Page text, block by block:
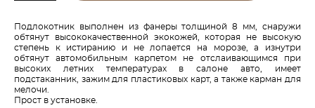
Подлокотник выполнен из фанеры толщиной 8 мм, снаружи
обтянут высококачественной экокожей, которая не высокую
степень к истиранию и не лопается на морозе, а изнутри
обтянут автомобильным карпетом не отслаивающимся при
высоких летних температурах в салоне авто, имеет
подстаканник, зажим для пластиковых карт, а также карман для
мелочи.
Прост в установке.